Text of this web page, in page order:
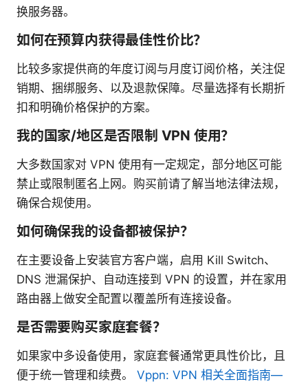
换服务器。
如何在预算内获得最佳性价比？
比较多家提供商的年度订阅与月度订阅价格，关注促
销期、捆绑服务、以及退款保障。尽量选择有长期折
扣和明确价格保护的方案。
我的国家/地区是否限制 VPN 使用？
大多数国家对 VPN 使用有一定规定，部分地区可能
禁止或限制匿名上网。购买前请了解当地法律法规，
确保合规使用。
如何确保我的设备都被保护？
在主要设备上安装官方客户端，启用 Kill Switch、
DNS 泄漏保护、自动连接到 VPN 的设置，并在家用
路由器上做安全配置以覆盖所有连接设备。
是否需要购买家庭套餐？
如果家中多设备使用，家庭套餐通常更具性价比，且
便于统一管理和续费。 Vppn: VPN 相关全面指南—